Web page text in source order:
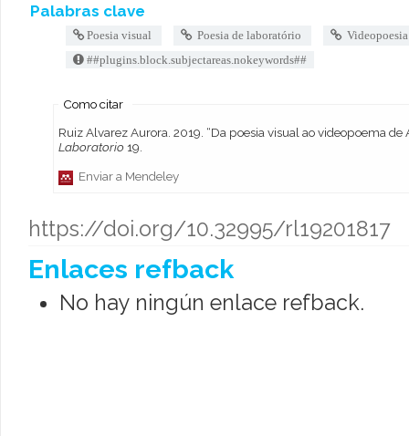
Palabras clave
Poesia visual Poesia de laboratório
Videopoesia
##plugins.block.subjectareas.nokeywords##
Como citar
Ruiz Alvarez Aurora. 2019. “Da poesia visual ao
Laboratorio 19.
Enviar a Mendeley
https://doi.org/10.32995/rl19201817
Enlaces refback
No hay ningún enlace refback.